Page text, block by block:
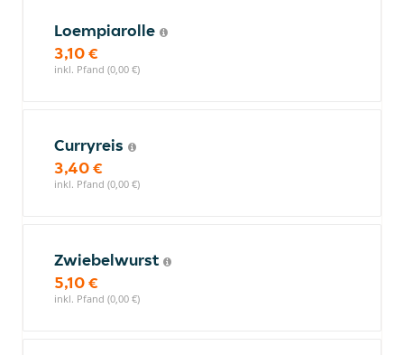
Loempiarolle
3,10 €
inkl. Pfand (0,00 €)
Curryreis
3,40 €
inkl. Pfand (0,00 €)
Zwiebelwurst
5,10 €
inkl. Pfand (0,00 €)